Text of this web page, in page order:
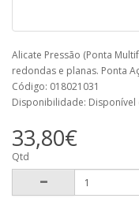
Alicate Pressão (Ponta
redondas e planas. Ponta
Código: 018021031
Disponibilidade: Disponível
33,80€
Qtd